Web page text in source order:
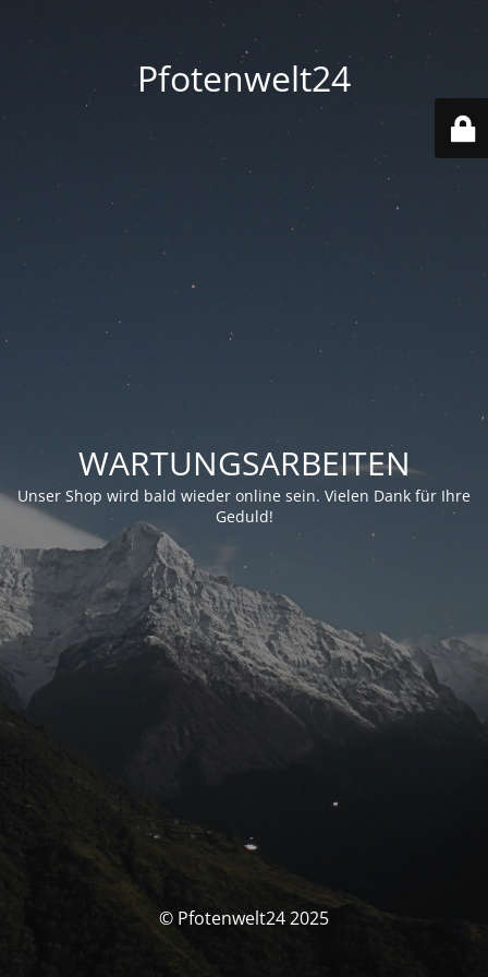
Pfotenwelt24
WARTUNGSARBEITEN
Unser Shop wird bald wieder online sein. Vielen Dank für Ihre
Geduld!
© Pfotenwelt24 2025